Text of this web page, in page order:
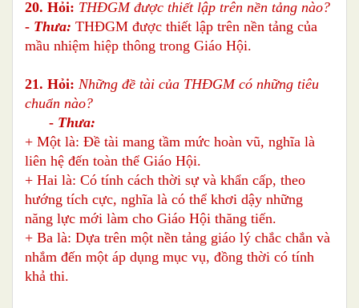
20. Hỏi: THĐGM được thiết lập trên nền tảng nào?
- Thưa: THĐGM được thiết lập trên nền tảng của
mầu nhiệm hiệp thông trong Giáo Hội.
21. Hỏi: Những đề tài của THĐGM có những tiêu
chuẩn nào?
- Thưa:
+ Một là: Đề tài mang tầm mức hoàn vũ, nghĩa là
liên hệ đến toàn thể Giáo Hội.
+ Hai là: Có tính cách thời sự và khẩn cấp, theo
hướng tích cực, nghĩa là có thể khơi dậy những
năng lực mới làm cho Giáo Hội thăng tiến.
+ Ba là: Dựa trên một nền tảng giáo lý chắc chắn và
nhắm đến một áp dụng mục vụ, đồng thời có tính
khả thi.